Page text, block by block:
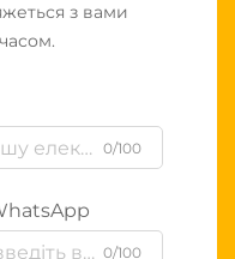
з вами
0/100
0/100